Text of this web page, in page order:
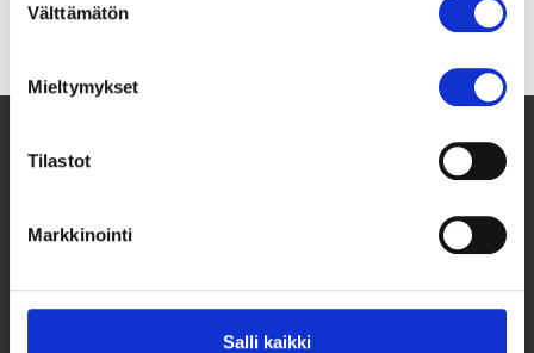
valinta
Välttämätön
Mieltymykset
Tilastot
Markkinointi
Salli kaikki